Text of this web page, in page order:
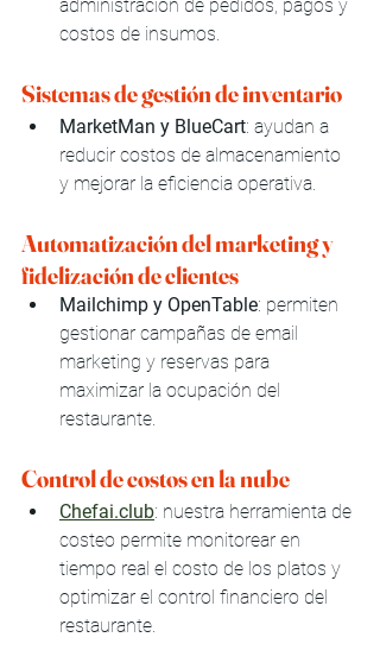
administración de pedidos, pagos y
costos de insumos.
Sistemas de gestión de inventario
MarketMan y BlueCart: ayudan a
reducir costos de almacenamiento
y mejorar la eficiencia operativa.
Automatización del marketing y
fidelización de clientes
Mailchimp y OpenTable: permiten
gestionar campañas de email
marketing y reservas para
maximizar la ocupación del
restaurante.
Control de costos en la nube
Chefai.club: nuestra herramienta de
costeo permite monitorear en
tiempo real el costo de los platos y
optimizar el control financiero del
restaurante.